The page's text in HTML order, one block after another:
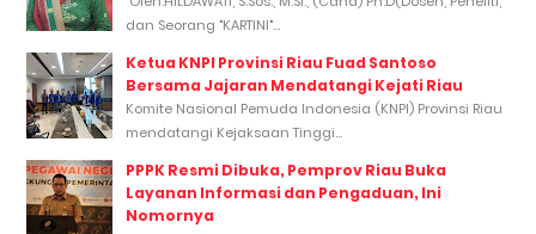
dan Seorang "KARTINI"...
Ketua KNPI Provinsi Riau Fuad Santoso
Bersama Jajaran Mendatangi Kejati Riau
Komite Nasional Pemuda Indonesia (KNPI) Provinsi Riau
mendatangi Kejaksaan Tinggi...
PPPK Resmi Dibuka, Pemprov Riau Buka
Layanan Informasi dan Pengaduan, Ini
Nomornya